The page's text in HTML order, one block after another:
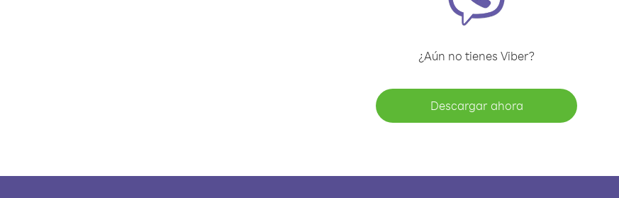
¿Aún no tienes Viber?
Descargar ahora